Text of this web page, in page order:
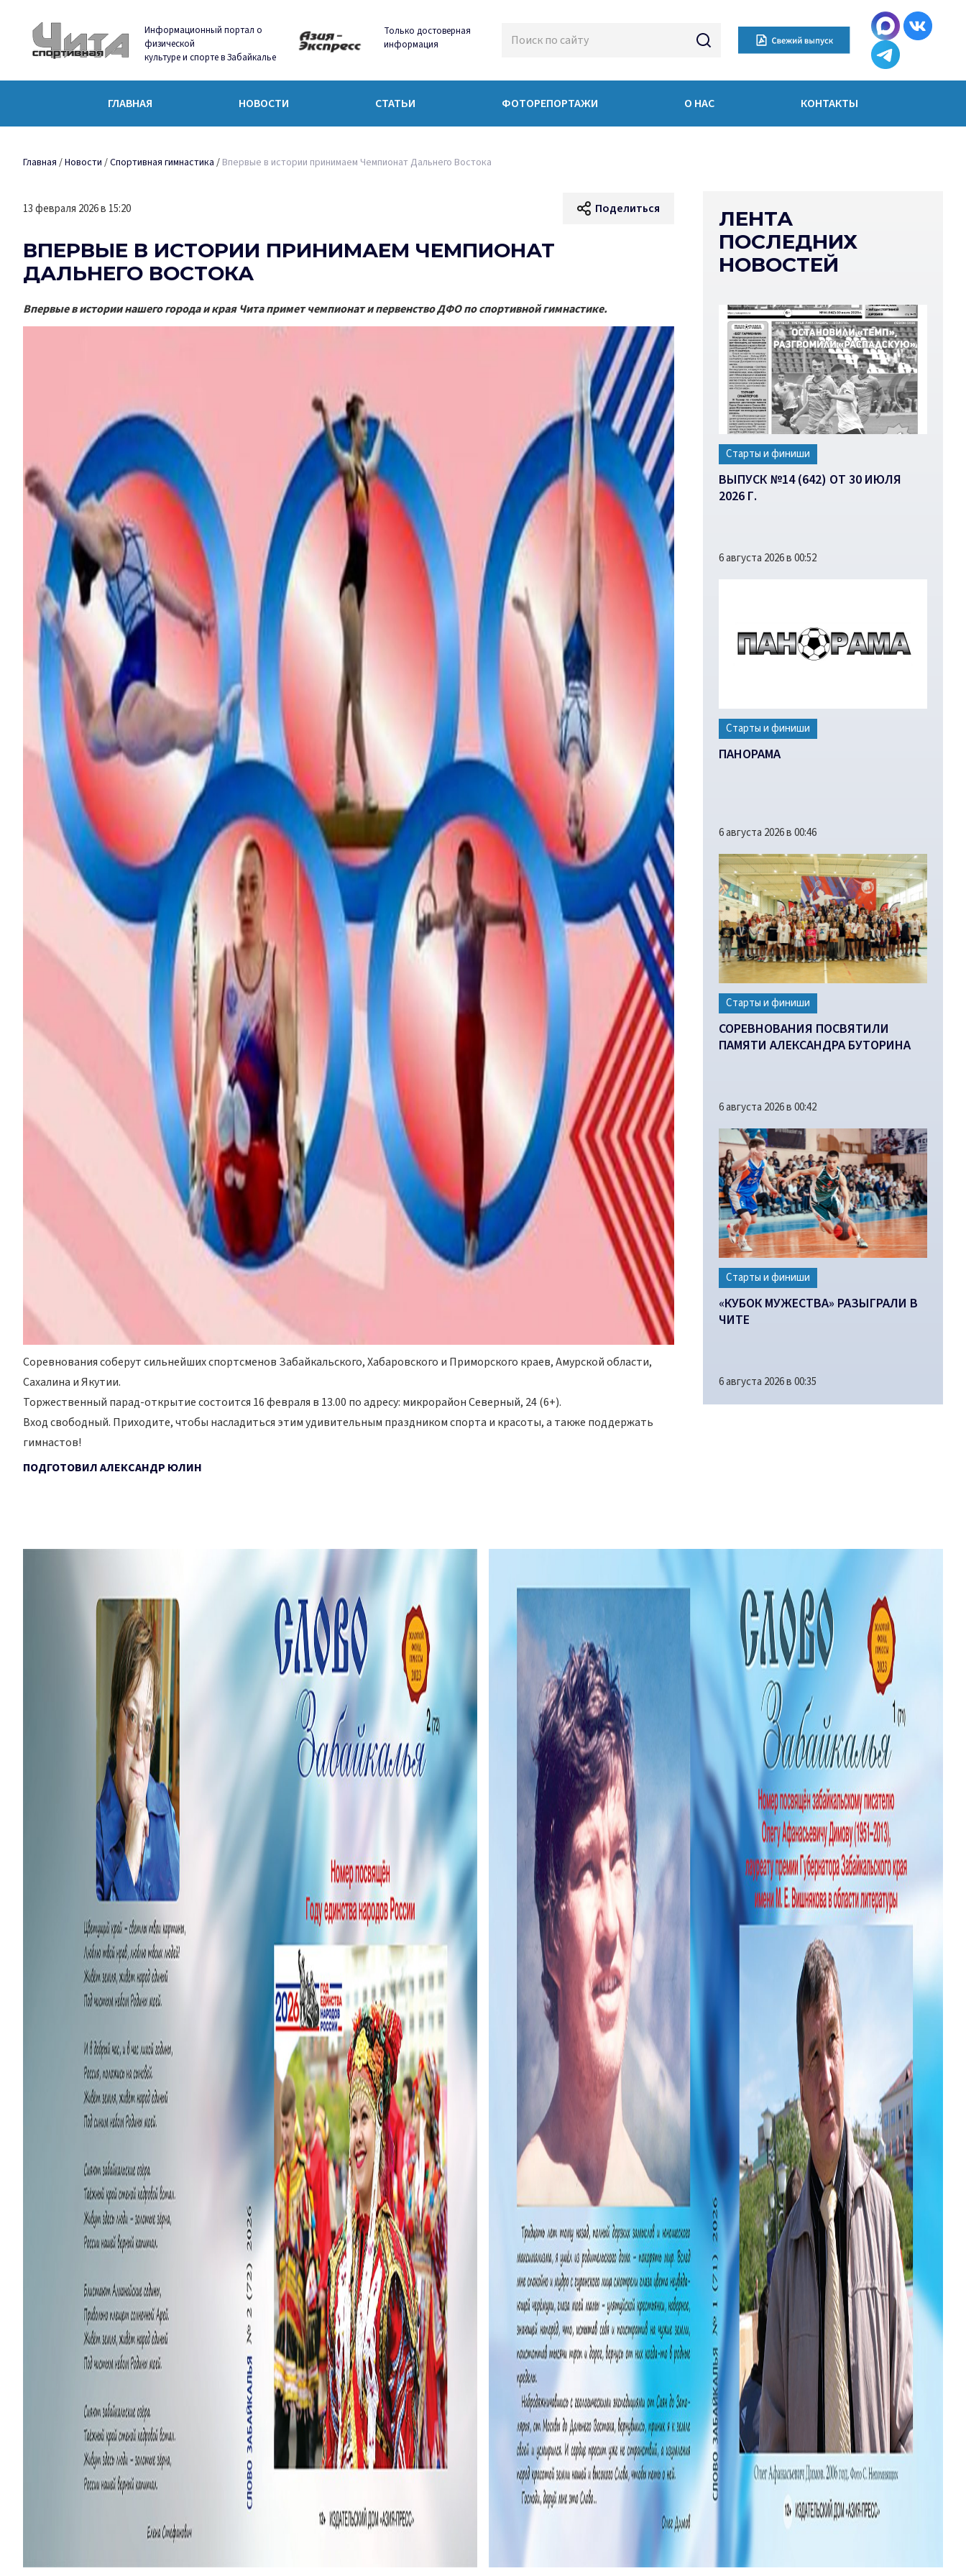
Информационный портал о
физической
культуре и спорте в Забайкалье
Только достоверная
информация
ГЛАВНАЯ НОВОСТИ СТАТЬИ ФОТОРЕПОРТАЖИ О НАС КОНТАКТЫ
Главная /Новости /Спортивная гимнастика / Впервые в истории принимаем Чемпионат Дальнего Востока
13 февраля 2026 в 15:20 Поделиться
ВПЕРВЫЕ В ИСТОРИИ ПРИНИМАЕМ ЧЕМПИОНАТ
ДАЛЬНЕГО ВОСТОКА
Впервые в истории нашего города и края Чита примет чемпионат и первенство ДФО по спортивной гимнастике.
Соревнования соберут сильнейших спортсменов Забайкальского, Хабаровского и Приморского краев, Амурской области,
Сахалина и Якутии.
Торжественный парад-открытие состоится 16 февраля в 13.00 по адресу: микрорайон Северный, 24 (6+).
Вход свободный. Приходите, чтобы насладиться этим удивительным праздником спорта и красоты, а также поддержать
гимнастов!
ПОДГОТОВИЛ АЛЕКСАНДР ЮЛИН
ЛЕНТА
ПОСЛЕДНИХ
НОВОСТЕЙ
Старты и финиши
ВЫПУСК №14 (642) ОТ 30 ИЮЛЯ
2026 Г.
6 августа 2026 в 00:52
Старты и финиши
ПАНОРАМА
6 августа 2026 в 00:46
Старты и финиши
СОРЕВНОВАНИЯ ПОСВЯТИЛИ
ПАМЯТИ АЛЕКСАНДРА БУТОРИНА
6 августа 2026 в 00:42
Старты и финиши
«КУБОК МУЖЕСТВА» РАЗЫГРАЛИ В
ЧИТЕ
6 августа 2026 в 00:35